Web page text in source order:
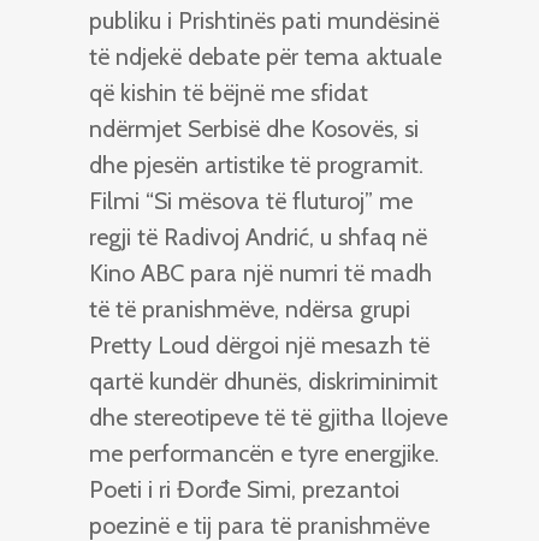
publiku i Prishtinës pati mundësinë
të ndjekë debate për tema aktuale
që kishin të bëjnë me sfidat
ndërmjet Serbisë dhe Kosovës, si
dhe pjesën artistike të programit.
Filmi “Si mësova të fluturoj” me
regji të Radivoj Andrić, u shfaq në
Kino ABC para një numri të madh
të të pranishmëve, ndërsa grupi
Pretty Loud dërgoi një mesazh të
qartë kundër dhunës, diskriminimit
dhe stereotipeve të të gjitha llojeve
me performancën e tyre energjike.
Poeti i ri Đorđe Simi, prezantoi
poezinë e tij para të pranishmëve